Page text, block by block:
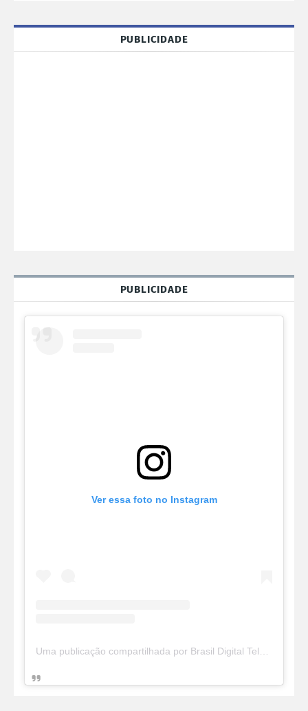
PUBLICIDADE
PUBLICIDADE
Ver essa foto no Instagram